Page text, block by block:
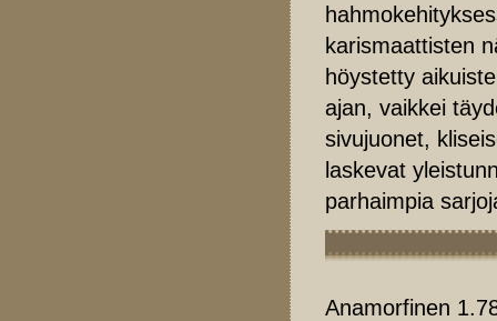
karismaattisten
höystetty
ajan, vaikkei
sivujuonet,
laskevat
parhaimpia
Anamorfinen